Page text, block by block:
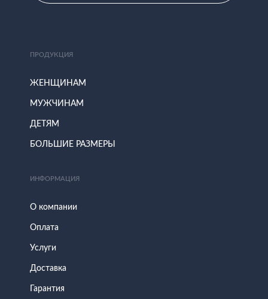
ПРОДУКЦИЯ
ЖЕНЩИНАМ
МУЖЧИНАМ
ДЕТЯМ
БОЛЬШИЕ РАЗМЕРЫ
ИНФОРМАЦИЯ
О компании
Оплата
Услуги
Доставка
Гарантия